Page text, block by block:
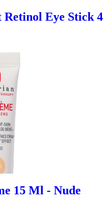
Retinol Eye Stick 4
15 Ml - Nude